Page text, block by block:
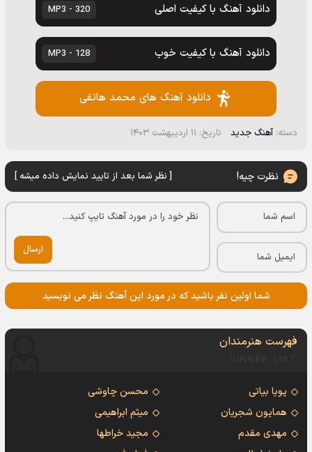
دانلود آهنگ با کیفیت اصلی 320 - MP3
دانلود آهنگ با کیفیت خوب 128 - MP3
دانلود آهنگ های محمد هاتفی
دسته: آهنگ جدید تاریخ: ۱۱ اردیبهشت ۱۴۰۳
نظرت چیه! [ نظر شما بعد از تایید نمایش داده میشه ]
ارسال
شما اولین نفر باشید که در مورد این آهنگ نظر می نویسید
فهرست هنرمندان
پویا بیاتی
محسن چاوشی
همایون شجریان
میثم ابراهیمی
مهدی مقدم
مجید خراطها